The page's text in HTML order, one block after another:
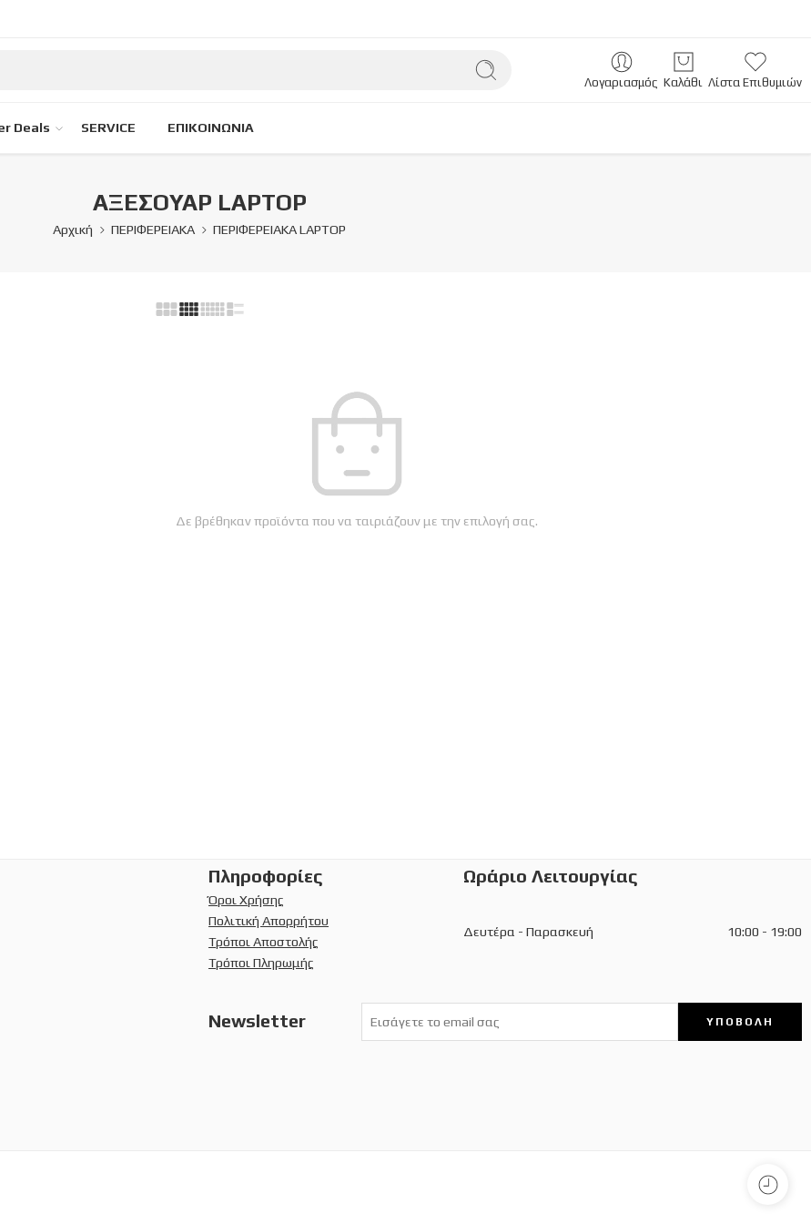
Λογαριασμός Καλάθι Λίστα Επιθυμιών
Deals SERVICE ΕΠΙΚΟΙΝΩΝΙΑ
ΑΞΕΣΟΥΑΡ LAPTOP
Αρχική ΠΕΡΙΦΕΡΕΙΑΚΑ ΠΕΡΙΦΕΡΕΙΑΚΑ LAPTOP
Δε βρέθηκαν προϊόντα που να ταιριάζουν με την επιλογή σας.
Πληροφορίες
Όροι Χρήσης
Πολιτική Απορρήτου
Τρόποι Αποστολής
Τρόποι Πληρωμής
Ωράριο Λειτουργίας
Δευτέρα - Παρασκευή 10:00 - 19:00
Newsletter